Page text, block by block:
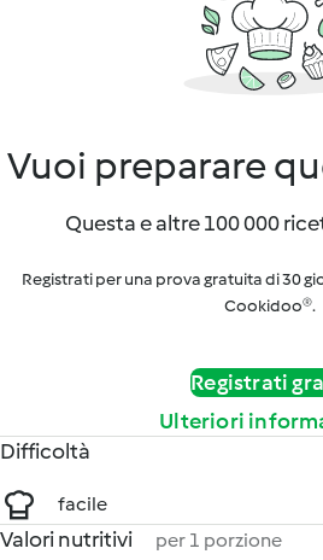
Vuoi preparare
Questa e altre 100 000
Registrati per una prova gratuita di 30
Cookidoo®.
Registrati
Ulteriori
Difficoltà
facile
Valori nutritivi per 1 porzione